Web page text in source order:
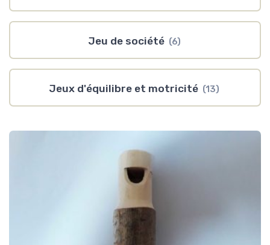
Jeu de société (6)
Jeux d'équilibre et motricité (13)